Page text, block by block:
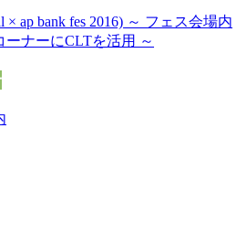
× ap bank fes 2016) ～ フェス会場内
ナーにCLTを活用 ～